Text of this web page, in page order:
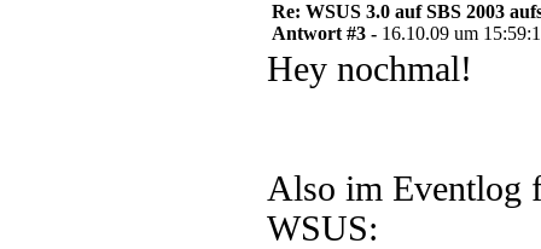
Re: WSUS 3.0 auf SBS 2003
Antwort #3 - 16.10.09 um
Hey nochmal!
Also im Eventlog
WSUS: